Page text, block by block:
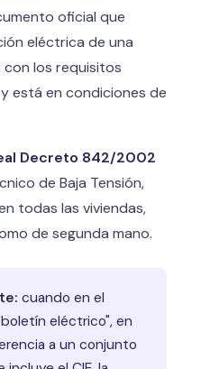
oficial que
eléctrica de una
con los requisitos
está en condiciones de
Decreto 842/2002
de Baja Tensión,
todas las viviendas,
de segunda mano.
cuando en el
eléctrico", en
a un conjunto